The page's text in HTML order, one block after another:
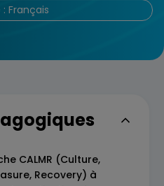
Français
CALMR (Culture,
Recovery) à